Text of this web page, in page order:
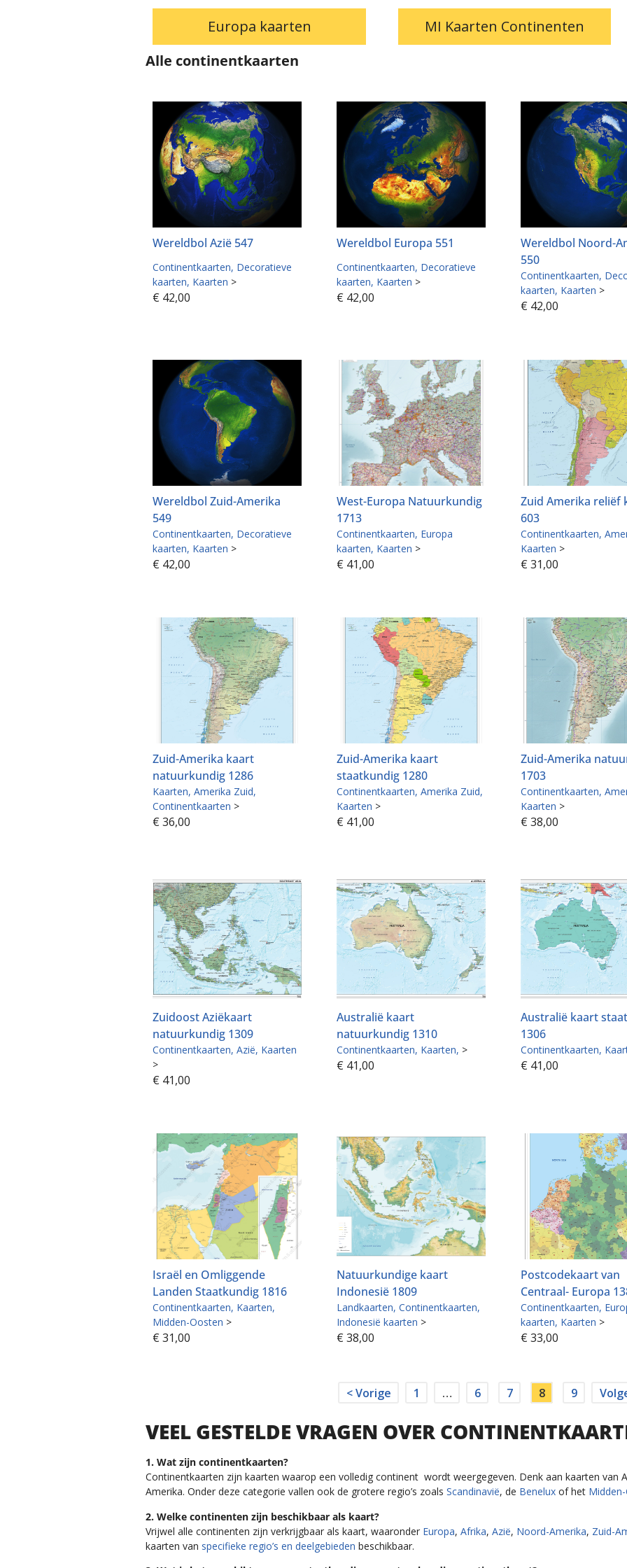
Europa kaarten
MI Kaarten Continenten
Alle continentkaarten
Wereldbol Azië 547
Continentkaarten Decoratieve
kaarten Kaarten >
€ 42,00
Wereldbol Europa 551
Continentkaarten Decoratieve
kaarten Kaarten >
€ 42,00
Wereldbol Noord-
550
Continentkaarten
kaarten Kaarten >
€ 42,00
Wereldbol Zuid-Amerika
549
Continentkaarten Decoratieve
kaarten Kaarten >
€ 42,00
West-Europa Natuurkundig
1713
Continentkaarten Europa
kaarten Kaarten >
€ 41,00
Zuid Amerika reliëf
603
Continentkaarten
Kaarten >
€ 31,00
Zuid-Amerika kaart
natuurkundig 1286
Kaarten Amerika Zuid
Continentkaarten >
€ 36,00
Zuid-Amerika kaart
staatkundig 1280
Continentkaarten Amerika Zuid
Kaarten >
€ 41,00
Zuid-Amerika
1703
Continentkaarten
Kaarten >
€ 38,00
Zuidoost Aziëkaart
natuurkundig 1309
Continentkaarten Azië Kaarten
>
€ 41,00
Australië kaart
natuurkundig 1310
Continentkaarten Kaarten >
€ 41,00
Australië kaart
1306
Continentkaarten
€ 41,00
Israël en Omliggende
Landen Staatkundig 1816
Continentkaarten Kaarten
Midden-Oosten >
€ 31,00
Natuurkundige kaart
Indonesië 1809
Landkaarten Continentkaarten
Indonesië kaarten >
€ 38,00
Postcodekaart van
Centraal- Europa
Continentkaarten
kaarten Kaarten >
€ 33,00
< Vorige 1 … 6 7 8 9
VEEL GESTELDE VRAGEN OVER
1. Wat zijn continentkaarten?
Continentkaarten zijn kaarten waarop een volledig continent wordt weergegeven. Denk aan kaarten van
Amerika. Onder deze categorie vallen ook de grotere regio’s zoalsScandinavië, de Benelux of het
2. Welke continenten zijn beschikbaar als kaart?
Vrijwel alle continenten zijn verkrijgbaar als kaart, waaronder Europa,Afrika,Azië, Noord-Amerika, Zuid-
kaarten van specifieke regio’s en deelgebieden beschikbaar.